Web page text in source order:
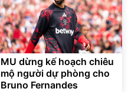
Đã bán nhiều
MU dừng kế hoạch chiêu
mộ người dự phòng cho
Bruno Fernandes